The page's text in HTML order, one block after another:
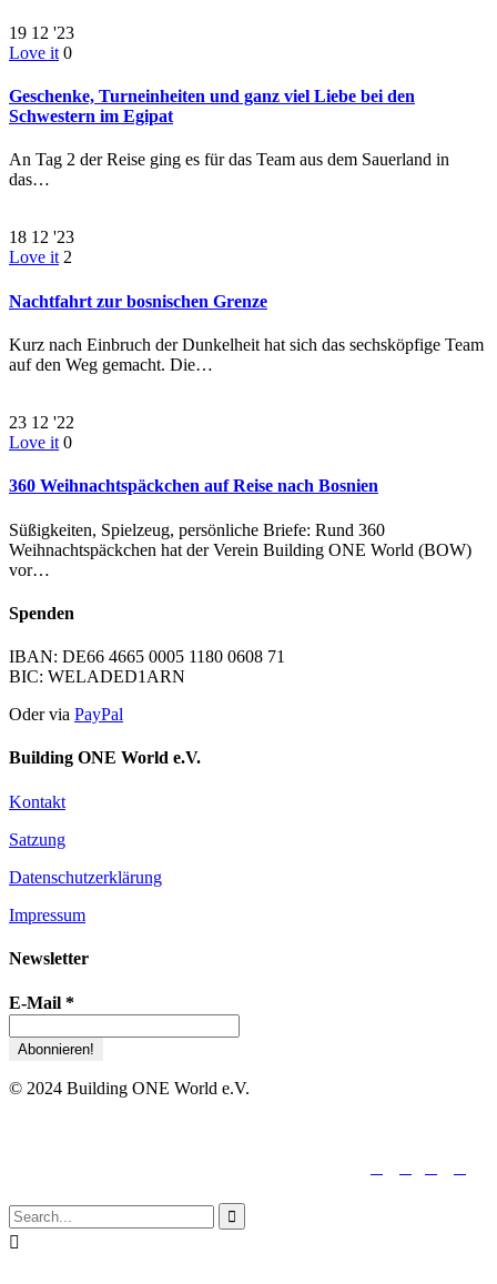
19 12 '23
Love it 0
Geschenke, Turneinheiten und ganz viel Liebe bei den
Schwestern im Egipat
An Tag 2 der Reise ging es für das Team aus dem Sauerland in
das…
18 12 '23
Love it 2
Nachtfahrt zur bosnischen Grenze
Kurz nach Einbruch der Dunkelheit hat sich das sechsköpfige Team
auf den Weg gemacht. Die…
23 12 '22
Love it 0
360 Weihnachtspäckchen auf Reise nach Bosnien
Süßigkeiten, Spielzeug, persönliche Briefe: Rund 360
Weihnachtspäckchen hat der Verein Building ONE World (BOW)
vor…
Spenden
IBAN: DE66 4665 0005 1180 0608 71
BIC: WELADED1ARN
Oder via PayPal
Building ONE World e.V.
Kontakt
Satzung
Datenschutzerklärung
Impressum
Newsletter
E-Mail *
© 2024 Building ONE World e.V.

